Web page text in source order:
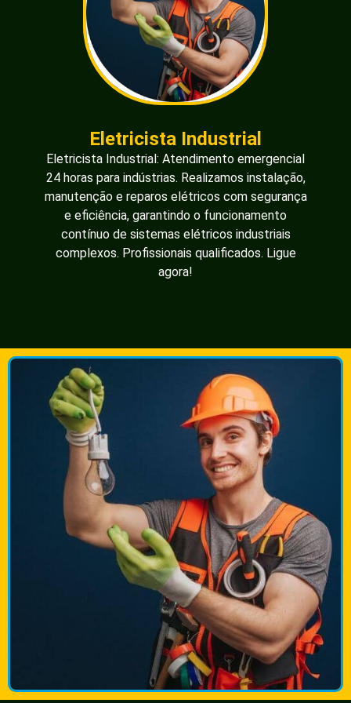
Eletricista Industrial
Eletricista Industrial: Atendimento emergencial
24 horas para indústrias. Realizamos instalação,
manutenção e reparos elétricos com segurança
e eficiência, garantindo o funcionamento
contínuo de sistemas elétricos industriais
complexos. Profissionais qualificados. Ligue
agora!